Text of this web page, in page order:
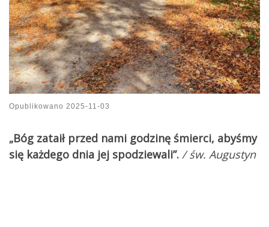
Opublikowano 2025-11-03
„Bóg zataił przed nami godzinę śmierci, abyśmy
się każdego dnia jej spodziewali”. / św. Augustyn